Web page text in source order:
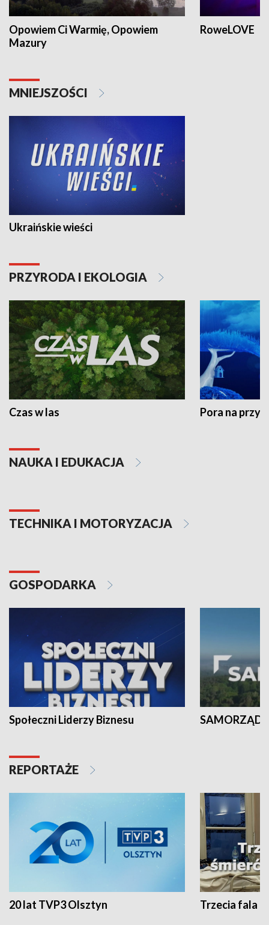
Opowiem Ci Warmię, Opowiem
Mazury
RoweLOVE
MNIEJSZOŚCI
Ukraińskie wieści
PRZYRODA I EKOLOGIA
Czas w las Pora na
NAUKA I EDUKACJA
TECHNIKA I MOTORYZACJA
GOSPODARKA
Społeczni Liderzy Biznesu SAMORZĄD
REPORTAŻE
20 lat TVP3 Olsztyn Trzecia fala -